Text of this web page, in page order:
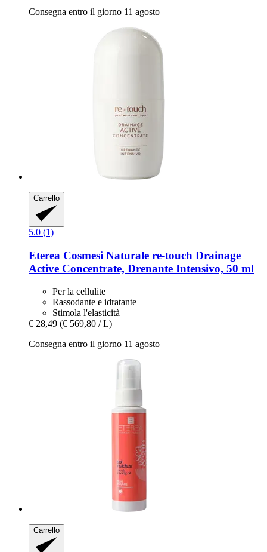
Consegna entro il giorno 11 agosto
Carrello
5.0 (1)
Eterea Cosmesi Naturale re-​touch Drainage
Active Concentrate, Drenante Intensivo, 50 ml
Per la cellulite
Rassodante e idratante
Stimola l'elasticità
€ 28,49 (€ 569,80 / L)
Consegna entro il giorno 11 agosto
Carrello